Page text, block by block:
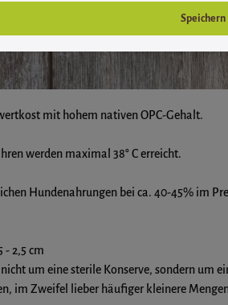
mit hohem nativen OPC-Gehalt.
werden maximal 38° C erreicht.
Hundenahrungen bei ca. 40-45% im
- 2,5 cm
um eine sterile Konserve, sondern
im Zweifel lieber häufiger kleinere
Speichern